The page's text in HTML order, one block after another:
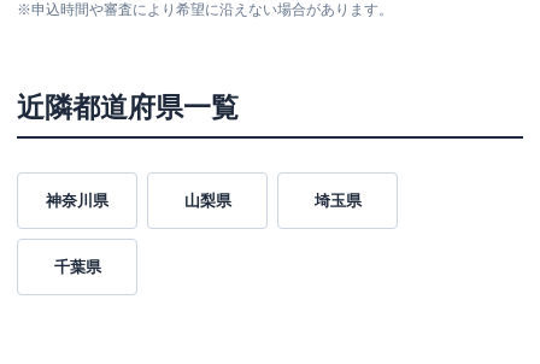
※申込時間や審査により希望に沿えない場合があります。
近隣都道府県一覧
神奈川県 山梨県 埼玉県
千葉県